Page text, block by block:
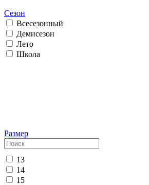
Сезон
Всесезонный
Демисезон
Лето
Школа
Размер
13
14
15